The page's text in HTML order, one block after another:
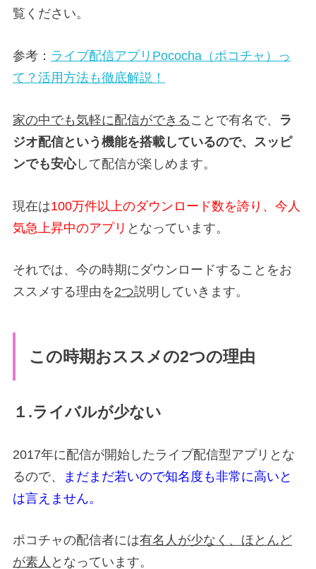
覧ください。
参考： ライブ配信アプリPococha（ポコチャ）っ
て？活用方法も徹底解説！
家の中でも気軽に配信ができる ことで有名で、 ラ
ジオ配信という機能を搭載しているので、スッピ
ンでも安心して配信が楽しめます。
現在は100万件以上のダウンロード数を誇り、今人
気急上昇中のアプリ となっています。
それでは、今の時期にダウンロードすることをお
ススメする理由を2つ説明していきます。
この時期おススメの2つの理由
１.ライバルが少ない
2017年に配信が開始したライブ配信型アプリとな
るので、
まだまだ若いので知名度も非常に高いと
は言えません。
ポコチャの配信者には有名人が少なく、ほとんど
が素人 となっています。